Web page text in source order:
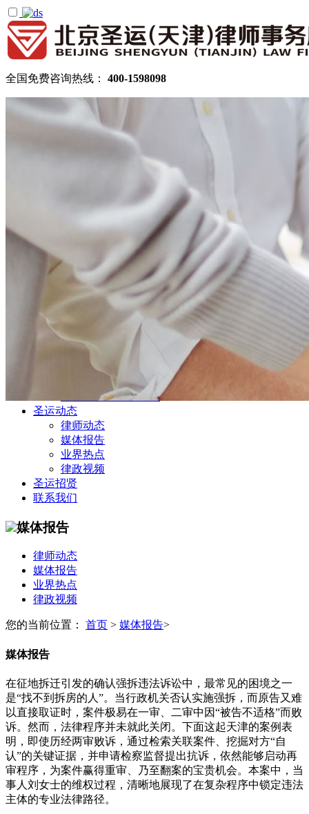
全国免费咨询热线： 400-1598098
律所公告
拆迁律师团队
民商律师团队
部门领域
公司商务部
民事纠纷部
涉外法律事务部
金融证券部
海事海商部
刑事诉讼部
知识产权法律业务部
圣运动态
律师动态
媒体报告
业界热点
律政视频
圣运招贤
联系我们
媒体报告
律师动态
媒体报告
业界热点
律政视频
您的当前位置： 首页 > 媒体报告>
媒体报告
在征地拆迁引发的确认强拆违法诉讼中，最常见的困境之一
是“找不到拆房的人”。当行政机关否认实施强拆，而原告又难
以直接取证时，案件极易在一审、二审中因“被告不适格”而败
诉。然而，法律程序并未就此关闭。下面这起天津的案例表
明，即使历经两审败诉，通过检索关联案件、挖掘对方“自
认”的关键证据，并申请检察监督提出抗诉，依然能够启动再
审程序，为案件赢得重审、乃至翻案的宝贵机会。本案中，当
事人刘女士的维权过程，清晰地展现了在复杂程序中锁定违法
主体的专业法律路径。